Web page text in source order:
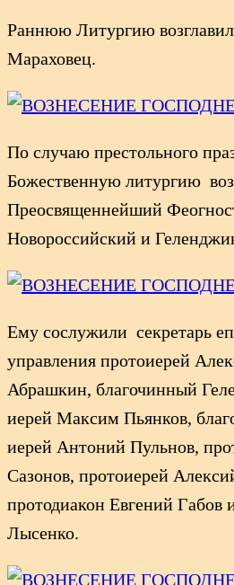
Раннюю Литургию
Мараховец.
По случаю престольного
Божественную литургию
Преосвященнейший
Новороссийский и
Ему сослужили секретарь
управления протоиерей
Абрашкин, благочинный
иерей Максим Пьянков,
иерей Антоний Пульнов,
Сазонов, протоиерей
протодиакон Евгений Габов
Лысенко.